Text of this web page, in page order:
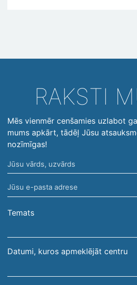
RAKSTI
Mēs vienmēr cenšamies uzlabot
mums apkārt, tādēļ Jūsu
nozīmīgas!
Jūsu
vārds,
uzvārds
Jūsu
e-
pasta
Temats
Datumi, kuros apmeklējāt centru